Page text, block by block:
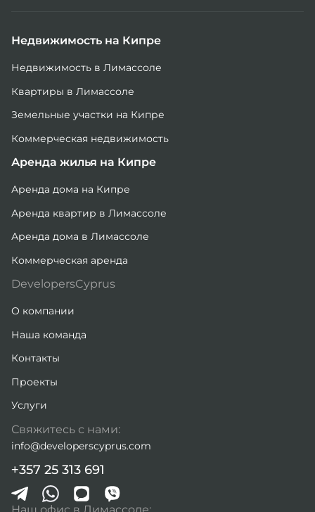
Недвижимость на Кипре
Недвижимость в Лимассоле
Квартиры в Лимассоле
Земельные участки на Кипре
Коммерческая недвижимость
Аренда жилья на Кипре
Аренда дома на Кипре
Аренда квартир в Лимассоле
Аренда дома в Лимассоле
Коммерческая аренда
DevelopersCyprus
О компании
Наша команда
Контакты
Проекты
Услуги
Свяжитесь с нами:
info@developerscyprus.com
+357 25 313 691